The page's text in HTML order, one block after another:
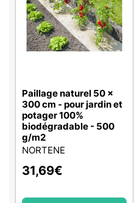
Paillage naturel 50 x
300 cm - pour jardin et
potager 100%
biodégradable - 500
g/m2
NORTENE
31,69€